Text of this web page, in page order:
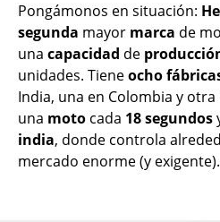
Pongámonos en situación:
segunda mayor marca de
una capacidad de
unidades. Tieneocho
India, una en Colombia y otra
una moto cada 18segundos
india, donde controla
mercado enorme (y exigente).